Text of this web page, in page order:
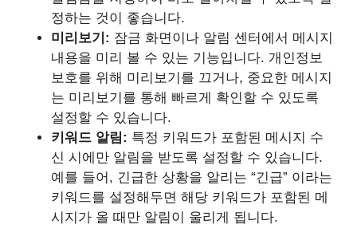
정하는 것이 좋습니다.
미리보기: 잠금 화면이나 알림 센터에서 메시지
내용을 미리 볼 수 있는 기능입니다. 개인정보
보호를 위해 미리보기를 끄거나, 중요한 메시지
는 미리보기를 통해 빠르게 확인할 수 있도록
설정할 수 있습니다.
키워드 알림: 특정 키워드가 포함된 메시지 수
신 시에만 알림을 받도록 설정할 수 있습니다.
예를 들어, 긴급한 상황을 알리는 “긴급” 이라는
키워드를 설정해두면 해당 키워드가 포함된 메
시지가 올 때만 알림이 울리게 됩니다.